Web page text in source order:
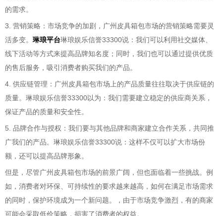
的需求。
3. 营销策略：市场竞争的加剧，广州皮具箱包市场的营销策略需要灵
活多变。 琳琅平台琳琅娱乐信誉33300说：我们可以利用社交媒体、
线下活动等方式来提高品牌知名度；同时，我们也可以通过提供优质
的售后服务，吸引消费者购买我们的产品。
4. 供应链管理：广州皮具箱包市场上的产品质量往往取决于供应链的
质量。琳琅娱乐信誉33300以为：我们需要建立稳定的供应商关系，
保证产品的质量和安全性。
5. 品牌合作与授权：我们要与其他品牌和商家建立合作关系，共同推
广我们的产品。琳琅娱乐信誉33300说：这样不仅可以扩大市场份
额，还可以提高品牌形象。
但是，尽管广州皮具箱包市场的前景广阔，但也面临着一些挑战。例
如，消费者对环保、可持续性的要求越来越高，如何在满足市场需求
的同时，保护环境成为一个新问题。，由于市场竞争激烈，有的商家
可能会采取低价策略，损害了消费者的权益。